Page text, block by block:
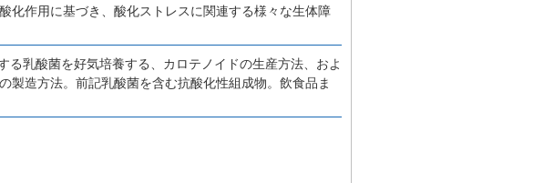
化作用に基づき、酸化ストレスに関連する様々な生体障
乳酸菌を好気培養する、カロテノイドの生産方法、およ
製造方法。前記乳酸菌を含む抗酸化性組成物。飲食品ま